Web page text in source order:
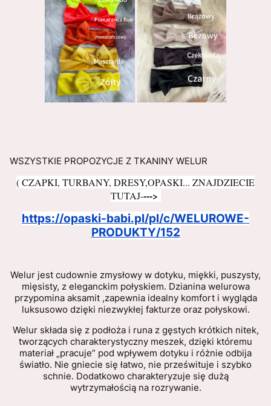
WSZYSTKIE PROPOZYCJE Z TKANINY WELUR
( CZAPKI, TURBANY, DRESY,OPASKI... ZNAJDZIECIE
TUTAJ---->
https://opaski-babi.pl/pl/c/WELUROWE-
PRODUKTY/152
Welur jest cudownie zmysłowy w dotyku, miękki, puszysty,
mięsisty, z eleganckim połyskiem. Dzianina welurowa
przypomina aksamit ,zapewnia idealny komfort i wygląda
luksusowo dzięki niezwykłej fakturze oraz połyskowi.
Welur składa się z podłoża i runa z gęstych krótkich nitek,
tworzących charakterystyczny meszek, dzięki któremu
materiał „pracuje” pod wpływem dotyku i różnie odbija
światło. Nie gniecie się łatwo, nie prześwituje i szybko
schnie. Dodatkowo charakteryzuje się dużą
wytrzymałością na rozrywanie.